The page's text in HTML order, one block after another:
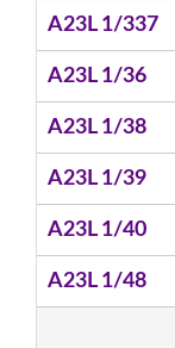
A23L 1/337
A23L 1/36
A23L 1/38
A23L 1/39
A23L 1/40
A23L 1/48